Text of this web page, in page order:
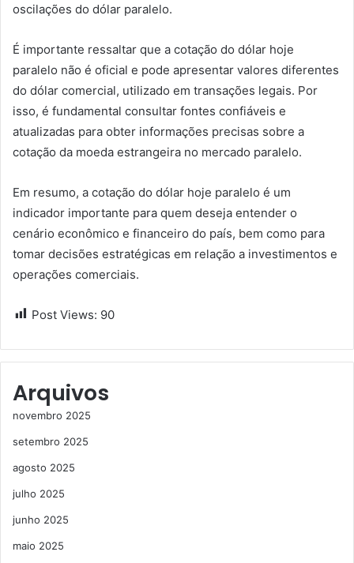
oscilações do dólar paralelo.
É importante ressaltar que a cotação do dólar hoje
paralelo não é oficial e pode apresentar valores diferentes
do dólar comercial, utilizado em transações legais. Por
isso, é fundamental consultar fontes confiáveis e
atualizadas para obter informações precisas sobre a
cotação da moeda estrangeira no mercado paralelo.
Em resumo, a cotação do dólar hoje paralelo é um
indicador importante para quem deseja entender o
cenário econômico e financeiro do país, bem como para
tomar decisões estratégicas em relação a investimentos e
operações comerciais.
Post Views: 90
Arquivos
novembro 2025
setembro 2025
agosto 2025
julho 2025
junho 2025
maio 2025